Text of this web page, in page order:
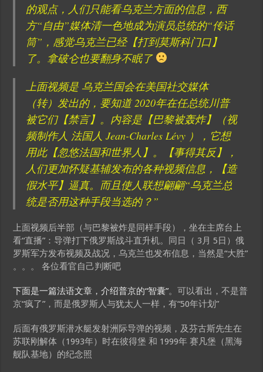
的观点，人们只能看乌克兰方面的信息，西
方“自由”媒体清一色地成为演员总统的“传话
筒”，感觉乌克兰已经【打到莫斯科门口】
了。拿破仑也要翻身不眠了
上面视频是 乌克兰国会在美国社交媒体
（转）发出的，要知道 2020年在任总统川普
被它们【禁言】。内容是【巴黎被轰炸】（视
频制作人 法国人 Jean-Charles Lévy ），它想
用此【忽悠法国和世界人】。【事得其反】，
人们更加怀疑基辅发布的各种视频信息，【造
假水平】逼真。而且使人联想翩翩“乌克兰总
统是否用这种手段当选的？”
上面视频后半部（与巴黎被炸是同样手段），坐在主席台上
看“直播”：导弹打下俄罗斯战斗直升机。同日（ 3月 5日）俄
罗斯军方发布视频及战况，乌克兰也发布信息，当然是“大胜”
。。。 各位看官自己判断吧
下面是一篇法语文章，介绍普京的“智囊”。可以看出，不是普
京“疯了”，而是俄罗斯人与犹太人一样，有“50年计划”
后面有俄罗斯潜水艇发射洲际导弹的视频，及芬古斯先生在
苏联刚解体（1993年）时在彼得堡 和 1999年 赛凡堡（黑海
舰队基地）的纪念照